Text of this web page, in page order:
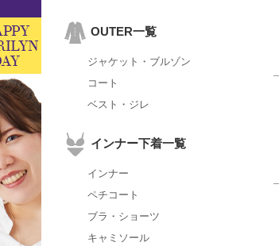
OUTER一覧
ジャケット・ブルゾン
コート
ベスト・ジレ
インナー下着一覧
インナー
ペチコート
ブラ・ショーツ
キャミソール